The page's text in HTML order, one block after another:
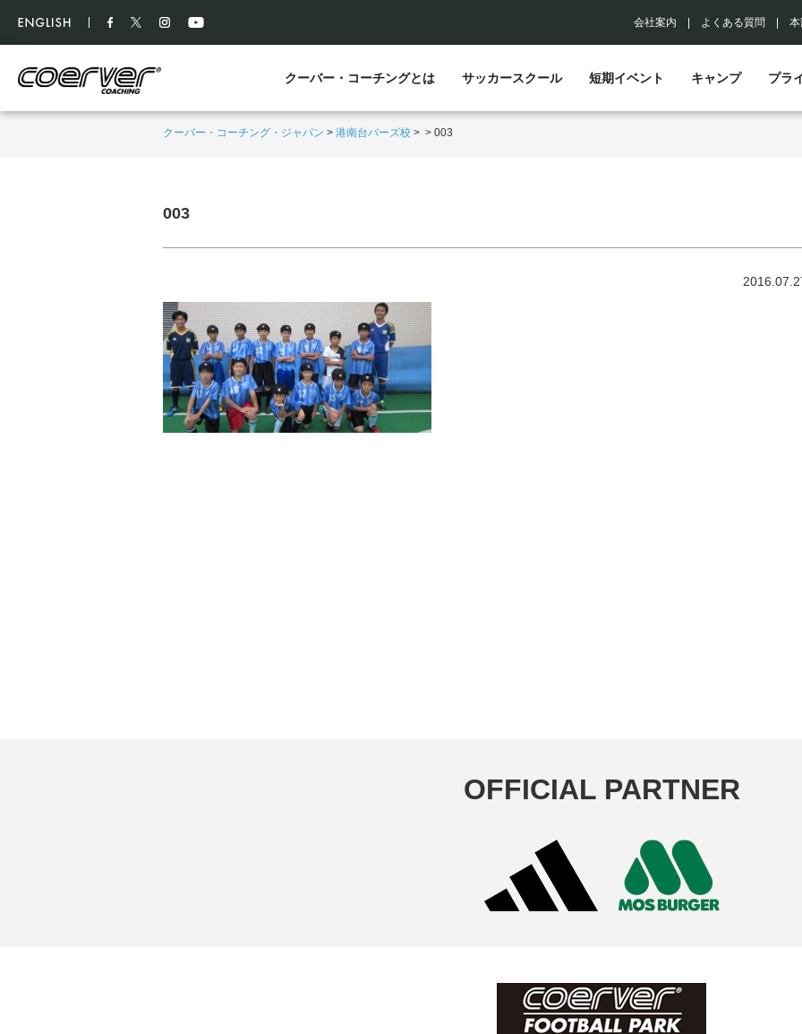
会社案内 よくある質問
クーバー・コーチングとは サッカースクール 短期イベント キャンプ プラ
クーバー・コーチング・ジャパン > 港南台バーズ校 > > 003
003
OFFICIAL PARTNER